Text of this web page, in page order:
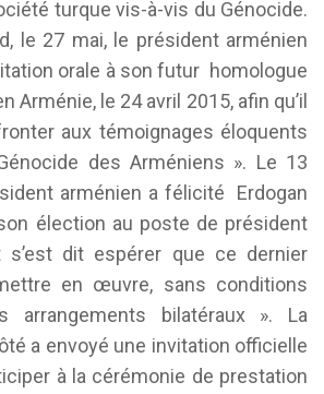
turque vis-à-vis du Génocide.
le 27 mai, le président arménien
orale à son futur homologue
Arménie, le 24 avril 2015, afin qu’il
aux témoignages éloquents
des Arméniens ». Le 13
arménien a félicité Erdogan
élection au poste de président
dit espérer que ce dernier
en œuvre, sans conditions
arrangements bilatéraux ». La
a envoyé une invitation officielle
à la cérémonie de prestation